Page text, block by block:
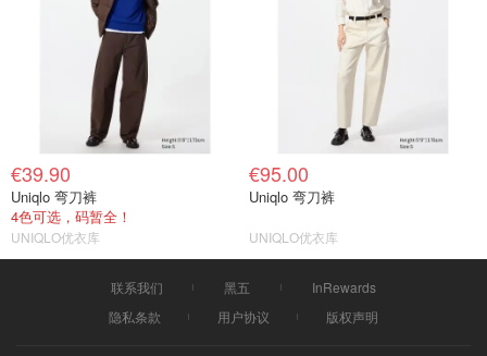
€39.90
Uniqlo 弯刀裤
4色可选，码暂全！
UNIQLO优衣库
€95.00
Uniqlo 弯刀裤
UNIQLO优衣库
联系我们 黑五
InRewards
隐私条款
用户协议 版权声明